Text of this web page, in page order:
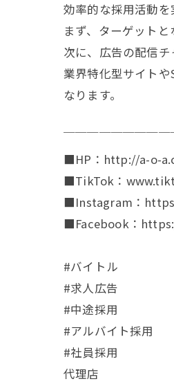
効率的な採用活動を
まず、ターゲット
次に、広告の配信チ
業界特化型サイト
なります。
￣￣￣￣￣￣￣￣
■HP：http://a-o-
■TikTok：
■Instagram：
■Facebook：
#バイトル
#求人広告
#中途採用
#アルバイト採用
#社員採用
代理店